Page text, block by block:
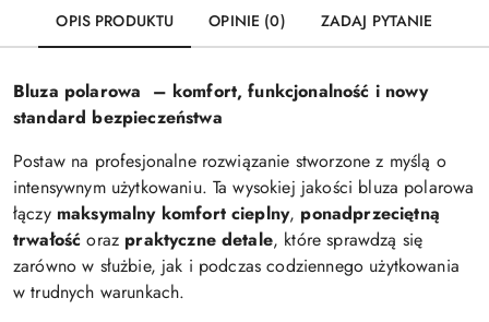
OPIS PRODUKTU OPINIE (0) ZADAJ PYTANIE
Bluza polarowa – komfort, funkcjonalność i nowy
standard bezpieczeństwa
Postaw na profesjonalne rozwiązanie stworzone z myślą o
intensywnym użytkowaniu. Ta wysokiej jakości bluza polarowa
łączy maksymalny komfort cieplny, ponadprzeciętną
trwałość oraz praktyczne detale, które sprawdzą się
zarówno w służbie, jak i podczas codziennego użytkowania
w trudnych warunkach.